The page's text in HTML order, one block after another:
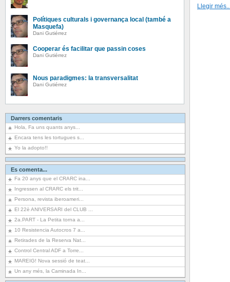
Polítiques culturals i governança local (també a
Masquefa)
Dani Gutiérrez
Cooperar és facilitar que passin coses
Dani Gutiérrez
Nous paradigmes: la transversalitat
Dani Gutiérrez
Darrers comentaris
Hola, Fa uns quants anys...
Encara tens les tortugues s...
Yo la adopto!!
Es comenta...
Fa 20 anys que el CRARC ina...
Ingressen al CRARC els trit...
Persona, revista iberoameri...
El 22è ANIVERSARI del CLUB ...
2a.PART - La Petita torna a...
10 Resistencia Autocros 7 a...
Retirades de la Reserva Nat...
Control Central ADF a Torre...
MAREIG! Nova sessió de teat...
Un any més, la Caminada In...
Llegir